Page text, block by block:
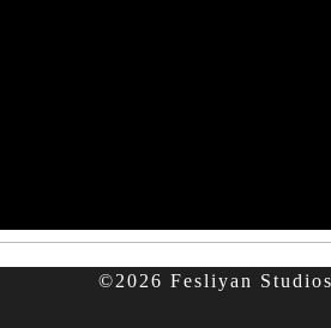
©2026 Fesliyan